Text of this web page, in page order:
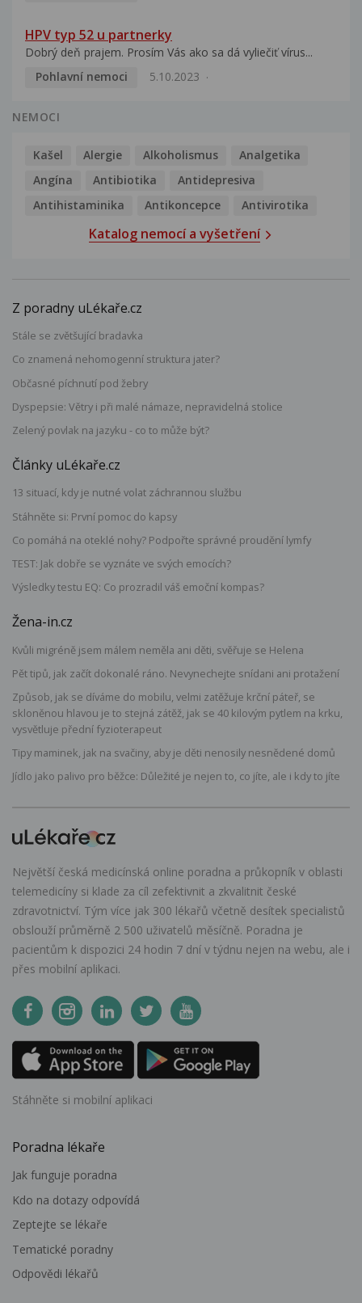
HPV typ 52 u partnerky
Dobrý deň prajem. Prosím Vás ako sa dá vyliečiť vírus...
Pohlavní nemoci
5.10.2023
NEMOCI
Kašel Alergie Alkoholismus
Analgetika
Angína
Antibiotika
Antidepresiva
Antihistaminika
Antikoncepce Antivirotika
Katalog nemocí a vyšetření
Z poradny uLékaře.cz
Stále se zvětšující bradavka
Co znamená nehomogenní struktura jater?
Občasné píchnutí pod žebry
Dyspepsie: Větry i při malé námaze, nepravidelná stolice
Zelený povlak na jazyku - co to může být?
Články uLékaře.cz
13 situací, kdy je nutné volat záchrannou službu
Stáhněte si: První pomoc do kapsy
Co pomáhá na oteklé nohy? Podpořte správné proudění lymfy
TEST: Jak dobře se vyznáte ve svých emocích?
Výsledky testu EQ: Co prozradil váš emoční kompas?
Žena-in.cz
Kvůli migréně jsem málem neměla ani děti, svěřuje se Helena
Pět tipů, jak začít dokonalé ráno. Nevynechejte snídani ani protažení
Způsob, jak se díváme do mobilu, velmi zatěžuje krční páteř, se
skloněnou hlavou je to stejná zátěž, jak se 40 kilovým pytlem na krku,
vysvětluje přední fyzioterapeut
Tipy maminek, jak na svačiny, aby je děti nenosily nesnědené domů
Jídlo jako palivo pro běžce: Důležité je nejen to, co jíte, ale i kdy to jíte
Největší česká medicínská online poradna a průkopník v oblasti
telemedicíny si klade za cíl zefektivnit a zkvalitnit české
zdravotnictví. Tým více jak 300 lékařů včetně desítek specialistů
obslouží průměrně 2 500 uživatelů měsíčně. Poradna je
pacientům k dispozici 24 hodin 7 dní v týdnu nejen na webu, ale i
přes mobilní aplikaci.
Stáhněte si mobilní aplikaci
Poradna lékaře
Jak funguje poradna
Kdo na dotazy odpovídá
Zeptejte se lékaře
Tematické poradny
Odpovědi lékařů